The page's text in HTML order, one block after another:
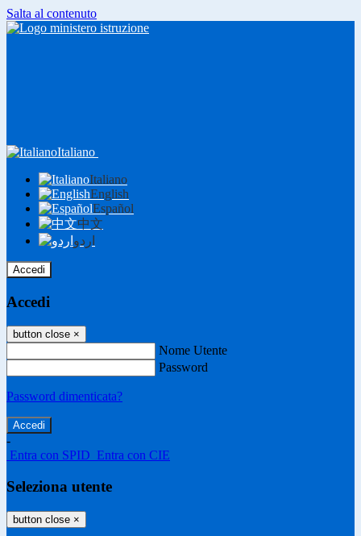
Salta al contenuto
Italiano
Italiano
English
Español
中文
اردو
Accedi
Accedi
button close ×
Nome Utente
Password
Password dimenticata?
-
Entra con SPID Entra con CIE
Seleziona utente
button close ×